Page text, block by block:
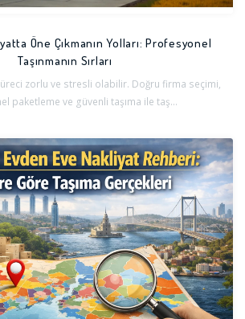
Öne Çıkmanın Yolları: Profesyonel
Taşınmanın Sırları
zorlu ve stresli olabilir. Doğru firma seçimi,
paketleme ve güvenli taşıma ile taş...